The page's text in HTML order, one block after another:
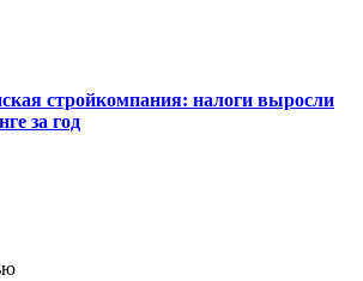
стройкомпания: налоги выросли
за год